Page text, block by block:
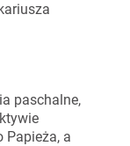
paschalne,
Papieża, a